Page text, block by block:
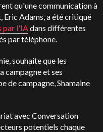
qu'une communication à
Eric Adams, a été critiqué
par l'IAdans différentes
par téléphone.
souhaite que les
campagne et ses
de campagne, Shamaine
avec Conversation
potentiels chaque